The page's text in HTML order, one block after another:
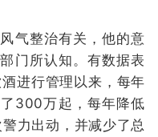
气整治有关，他的意
门所认知。有数据表
进行管理以来，每年
300万起，每年降低
力出动，并减少了总